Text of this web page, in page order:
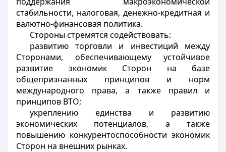
стабильности, налоговая, денежно-кредитная и
валютно-финансовая политика.
Стороны стремятся содействовать:
развитию торговли и инвестиций между
Сторонами, обеспечивающему устойчивое
развитие экономик Сторон на базе
общепризнанных принципов и норм
международного права, а также правил и
принципов ВТО;
укреплению единства и развитию
экономических потенциалов, а также
повышению конкурентоспособности экономик
Сторон на внешних рынках.